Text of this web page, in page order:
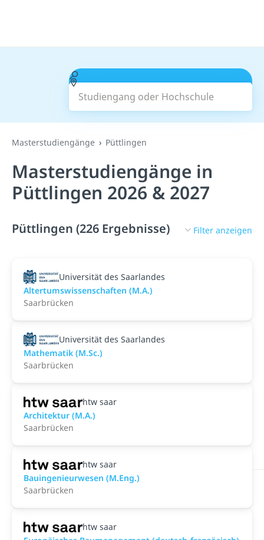
Studiengang oder Hochschule
Suchen
Masterstudiengänge Püttlingen
Masterstudiengänge in
Püttlingen 2026 & 2027
Püttlingen (226 Ergebnisse) Filter anzeigen
Universität des Saarlandes
Altertumswissenschaften (M.A.)
Saarbrücken
Universität des Saarlandes
Mathematik (M.Sc.)
Saarbrücken
htw saar
Architektur (M.A.)
Saarbrücken
htw saar
Bauingenieurwesen (M.Eng.)
Saarbrücken
htw saar